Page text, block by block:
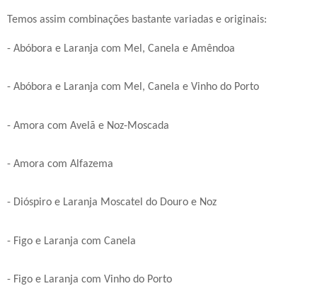
Temos assim combinações bastante variadas e originais:
- Abóbora e Laranja com Mel, Canela e Amêndoa
- Abóbora e Laranja com Mel, Canela e Vinho do Porto
- Amora com Avelã e Noz-Moscada
- Amora com Alfazema
- Dióspiro e Laranja Moscatel do Douro e Noz
- Figo e Laranja com Canela
- Figo e Laranja com Vinho do Porto